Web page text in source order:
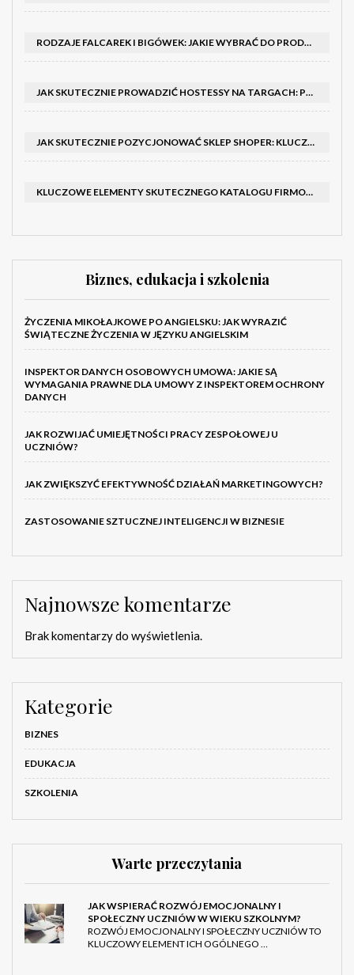
RODZAJE FALCAREK I BIGÓWEK: JAKIE WYBRAĆ DO PRODUKCJI?
JAK SKUTECZNIE PROWADZIĆ HOSTESSY NA TARGACH: PORADNIK I SZKOLENIA
JAK SKUTECZNIE POZYCJONOWAĆ SKLEP SHOPER: KLUCZOWE KROKI I STRATEGIE
KLUCZOWE ELEMENTY SKUTECZNEGO KATALOGU FIRMOWEGO I BROSZURY
Biznes, edukacja i szkolenia
ŻYCZENIA MIKOŁAJKOWE PO ANGIELSKU: JAK WYRAZIĆ
ŚWIĄTECZNE ŻYCZENIA W JĘZYKU ANGIELSKIM
INSPEKTOR DANYCH OSOBOWYCH UMOWA: JAKIE SĄ
WYMAGANIA PRAWNE DLA UMOWY Z INSPEKTOREM OCHRONY
DANYCH
JAK ROZWIJAĆ UMIEJĘTNOŚCI PRACY ZESPOŁOWEJ U
UCZNIÓW?
JAK ZWIĘKSZYĆ EFEKTYWNOŚĆ DZIAŁAŃ MARKETINGOWYCH?
ZASTOSOWANIE SZTUCZNEJ INTELIGENCJI W BIZNESIE
Najnowsze komentarze
Brak komentarzy do wyświetlenia.
Kategorie
BIZNES
EDUKACJA
SZKOLENIA
Warte przeczytania
JAK WSPIERAĆ ROZWÓJ EMOCJONALNY I
SPOŁECZNY UCZNIÓW W WIEKU SZKOLNYM?
ROZWÓJ EMOCJONALNY I SPOŁECZNY UCZNIÓW TO
KLUCZOWY ELEMENT ICH OGÓLNEGO …